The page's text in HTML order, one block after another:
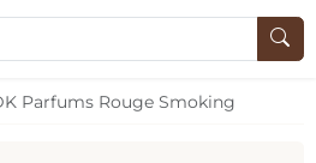
Parfums Rouge Smoking